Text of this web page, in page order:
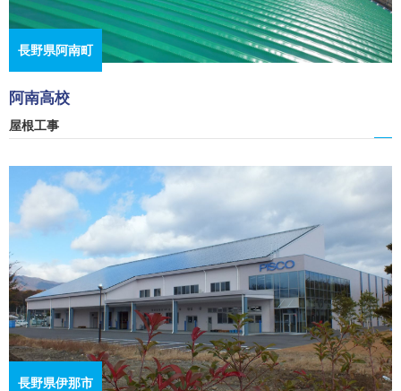
長野県阿南町
阿南高校
屋根工事
長野県伊那市